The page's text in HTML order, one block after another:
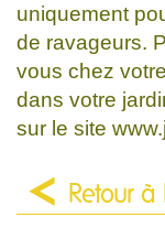
uniquement
de ravageurs.
vous chez
dans votre
sur le site
Retour à